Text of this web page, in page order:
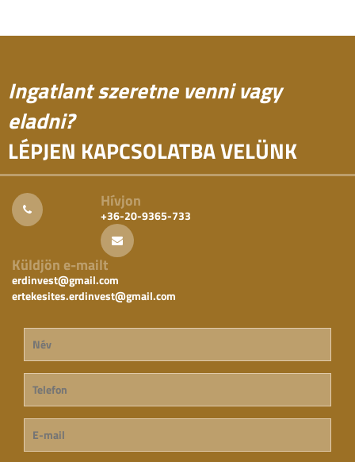
Ingatlant szeretne venni vagy
eladni?
LÉPJEN KAPCSOLATBA VELÜNK
Hívjon
+36-20-9365-733
Küldjön e-mailt
erdinvest@gmail.com
ertekesites.erdinvest@gmail.com